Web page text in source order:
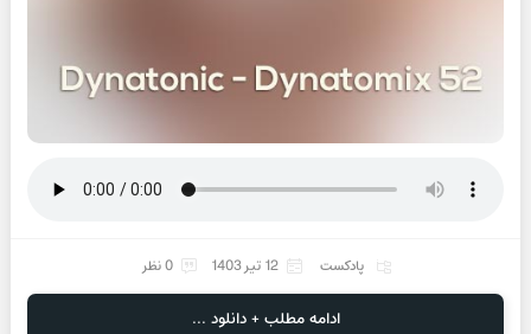
پادکست 12 تیر 1403 0 نظر
ادامه مطلب + دانلود ...